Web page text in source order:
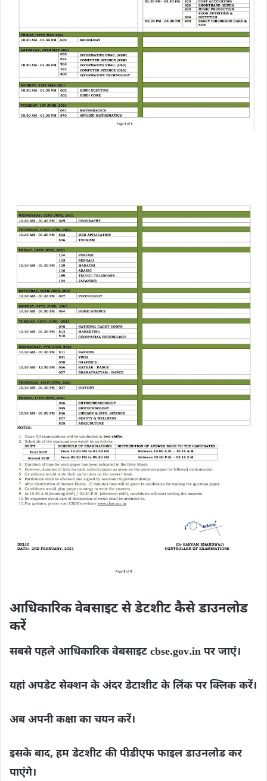
आधिकारिक वेबसाइट से डेटशीट कैसे डाउनलोड
करें
सबसे पहले आधिकारिक वेबसाइट cbse.gov.in पर जाएं।
यहां अपडेट सेक्शन के अंदर डेटाशीट के लिंक पर क्लिक करें।
अब अपनी कक्षा का चयन करें।
इसके बाद, हम डेटशीट की पीडीएफ फाइल डाउनलोड कर
पाएंगे।